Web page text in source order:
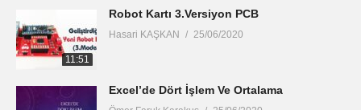
11:51
Robot Kartı 3.Versiyon PCB
Hasari KAŞKAN 25/06/2020
Excel’de Dört İşlem Ve Ortalama